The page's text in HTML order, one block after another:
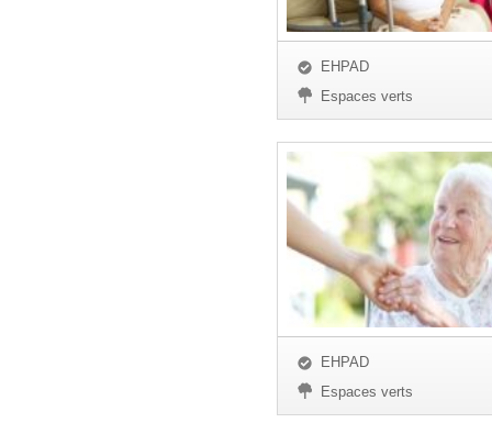
EHPAD
Espaces verts
EHPAD
Espaces verts